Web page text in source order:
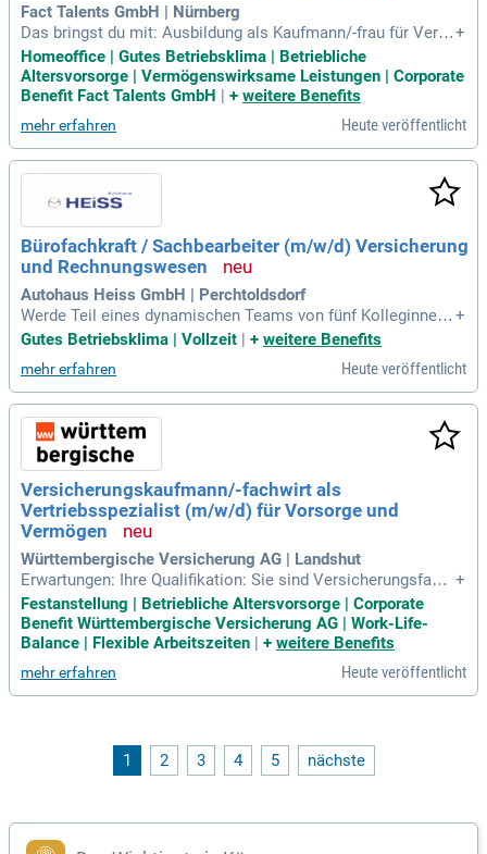
Fact Talents GmbH | Nürnberg
Das bringst du mit: Ausbildung als Kaufmann/-frau für Versi
cherungen und Finanzen oder vergleichbare Qualifikation; Be
rufserfahrung im Bereich Industrieversicherungen; Vertriebli
che Motivation und ausgeprägte Kundenorientierung; Komm
+
Homeoffice | Gutes Betriebsklima | Betriebliche
Altersvorsorge | Vermögenswirksame Leistungen | Corporate
Benefit Fact Talents GmbH | + weitere Benefits
mehr erfahren Heute veröffentlicht
Bürofachkraft / Sachbearbeiter (m/w/d) Versicherung
und Rechnungswesen
Autohaus Heiss GmbH | Perchtoldsdorf
Werde Teil eines dynamischen Teams von fünf Kolleginnen!
Nach einer kurzen Schulung erwarten dich spannende Aufga
ktiv mitgestalten kannst. Nutze die Chance auf vielfältige H
erausforderungen!
+
Gutes Betriebsklima | Vollzeit | + weitere Benefits
mehr erfahren Heute veröffentlicht
Versicherungskaufmann/-fachwirt als
Vertriebsspezialist (m/w/d) für Vorsorge und
Vermögen
Württembergische Versicherung AG | Landshut
Erwartungen: Ihre Qualifikation: Sie sind Versicherungsfach
wirt, Kaufmann für Versicherungen und Finanzanlagen oder
Fachmann für Versicherungsvermittlung IHK (m/w/d) und ve
rfügen über eine mehrjährige Berufserfahrung im Versicheru
+
Festanstellung | Betriebliche Altersvorsorge | Corporate
Benefit Württembergische Versicherung AG | Work-Life-
Balance | Flexible Arbeitszeiten
+ weitere Benefits
mehr erfahren Heute veröffentlicht
1 2 3 4 5 nächste